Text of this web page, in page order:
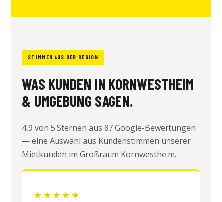
STIMMEN AUS DER REGION
WAS KUNDEN IN KORNWESTHEIM
& UMGEBUNG SAGEN.
4,9 von 5 Sternen aus 87 Google-Bewertungen
— eine Auswahl aus Kundenstimmen unserer
Mietkunden im Großraum Kornwestheim.
★★★★★